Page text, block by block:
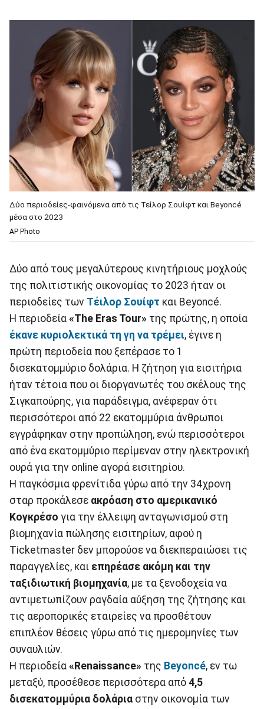
Δύο περιοδείες-φαινόμενα από τις Τείλορ Σουίφτ και Beyoncé
μέσα στο 2023
AP Photo
Δύο από τους μεγαλύτερους κινητήριους μοχλούς
της πολιτιστικής οικονομίας το 2023 ήταν οι
περιοδείες των Τέιλορ Σουίφτ και Beyoncé.
Η περιοδεία «The Eras Tour» της πρώτης, η οποία
έκανε κυριολεκτικά τη γη να τρέμει, έγινε η
πρώτη περιοδεία που ξεπέρασε το 1
δισεκατομμύριο δολάρια. Η ζήτηση για εισιτήρια
ήταν τέτοια που οι διοργανωτές του σκέλους της
Σιγκαπούρης, για παράδειγμα, ανέφεραν ότι
περισσότεροι από 22 εκατομμύρια άνθρωποι
εγγράφηκαν στην προπώληση, ενώ περισσότεροι
από ένα εκατομμύριο περίμεναν στην ηλεκτρονική
ουρά για την online αγορά εισιτηρίου.
Η παγκόσμια φρενίτιδα γύρω από την 34χρονη
σταρ προκάλεσε ακρόαση στο αμερικανικό
Κογκρέσο για την έλλειψη ανταγωνισμού στη
βιομηχανία πώλησης εισιτηρίων, αφού η
Ticketmaster δεν μπορούσε να διεκπεραιώσει τις
παραγγελίες, και επηρέασε ακόμη και την
ταξιδιωτική βιομηχανία, με τα ξενοδοχεία να
αντιμετωπίζουν ραγδαία αύξηση της ζήτησης και
τις αεροπορικές εταιρείες να προσθέτουν
επιπλέον θέσεις γύρω από τις ημερομηνίες των
συναυλιών.
Η περιοδεία «Renaissance» της Beyoncé, εν τω
μεταξύ, προσέθεσε περισσότερα από 4,5
δισεκατομμύρια δολάρια στην οικονομία των